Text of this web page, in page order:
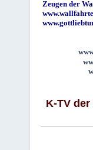
Zeugen der
K-TV